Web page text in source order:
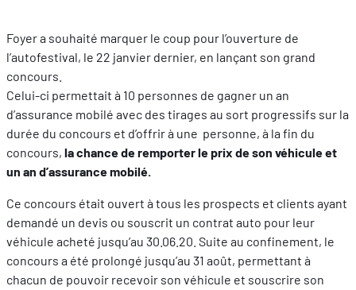
Foyer a souhaité marquer le coup pour l’ouverture de
l’autofestival, le 22 janvier dernier, en lançant son grand
concours.
Celui-ci permettait à 10 personnes de gagner un an
d’assurance mobilé avec des tirages au sort progressifs sur la
durée du concours et d’offrir à une personne, à la fin du
concours, la chance de remporter le prix de son véhicule et
un an d’assurance mobilé.
Ce concours était ouvert à tous les prospects et clients ayant
demandé un devis ou souscrit un contrat auto pour leur
véhicule acheté jusqu’au 30.06.20. Suite au confinement, le
concours a été prolongé jusqu’au 31 août, permettant à
chacun de pouvoir recevoir son véhicule et souscrire son